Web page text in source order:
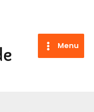
Menu